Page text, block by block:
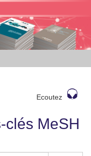
Ecoutez
clés MeSH